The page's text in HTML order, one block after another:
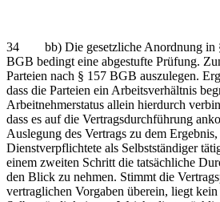
34 bb) Die gesetzliche Anordnung in §
BGB bedingt eine abgestufte Prüfung.
Parteien nach § 157 BGB auszulegen.
dass die Parteien ein Arbeitsverhältnis
Arbeitnehmerstatus allein hierdurch
dass es auf die Vertragsdurchführung
Auslegung des Vertrags zu dem Ergebnis,
Dienstverpflichtete als Selbstständiger
einem zweiten Schritt die tatsächliche
den Blick zu nehmen. Stimmt die
vertraglichen Vorgaben überein, liegt